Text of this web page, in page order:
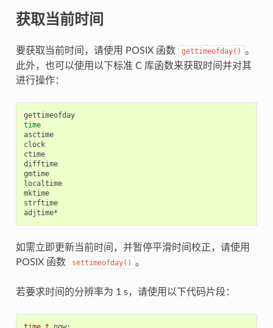
获取当前时间
要获取当前时间，请使用 POSIX 函数 gettimeofday() 。
此外，也可以使用以下标准 C 库函数来获取时间并对其
进行操作：
gettimeofday
time
asctime
clock
ctime
difftime
gmtime
localtime
mktime
strftime
如需立即更新当前时间，并暂停平滑时间校正，请使用
POSIX 函数
settimeofday() 。
若要求时间的分辨率为 1 s，请使用以下代码片段：